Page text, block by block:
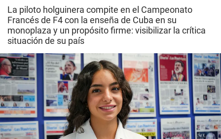
La piloto holguinera compite en el Campeonato
Francés de F4 con la enseña de Cuba en su
monoplaza y un propósito firme: visibilizar la crítica
situación de su país